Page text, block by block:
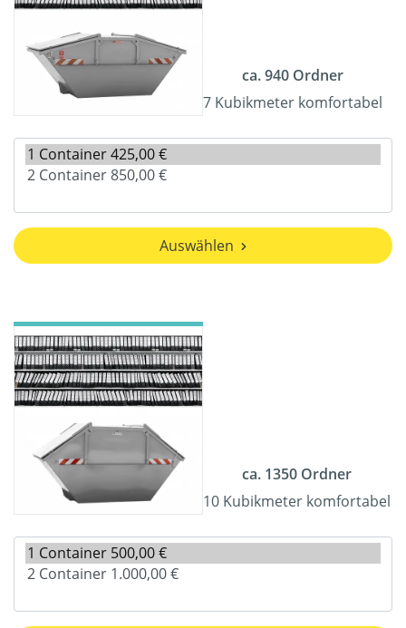
ca. 940 Ordner
7 Kubikmeter komfortabel
Auswählen
ca. 1350 Ordner
10 Kubikmeter komfortabel